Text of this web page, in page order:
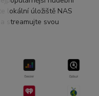
lokální úložiště NAS
streamujte svou